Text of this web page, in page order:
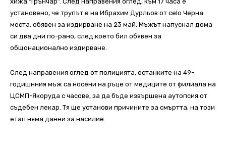
установено, че трупът е на Ибрахим Дурльов от сelo Черна
места, обявен за издирване на 23 май. Мъжът напуснал дома
си два дни по-рано, след което бил обявен за
общонационално издирване.
След направения оглед от полицията, останките на 49-
годишнния мъж са носени на ръце от медиците от филиала на
ЦСМП-Якоруда с часове, за да бъде извършена аутопсия от
съдебен лекар. Тя ще установи причините за смъртта, на този
етап няма данни за насилие.